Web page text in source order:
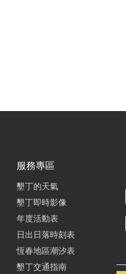
服務專區
墾丁的天氣
墾丁即時影像
年度活動表
日出日落時刻表
恆春地區潮汐表
墾丁交通指南